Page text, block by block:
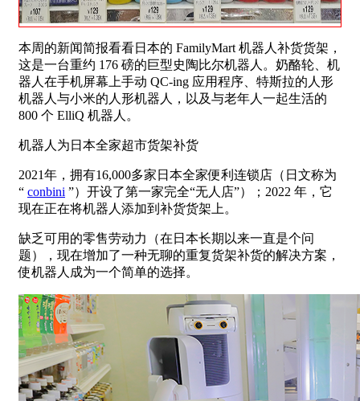
本周的新闻简报看看日本的 FamilyMart 机器人补货货架，
这是一台重约 176 磅的巨型史陶比尔机器人。奶酪轮、机
器人在手机屏幕上手动 QC-ing 应用程序、特斯拉的人形
机器人与小米的人形机器人，以及与老年人一起生活的
800 个 ElliQ 机器人。
机器人为日本全家超市货架补货
2021年，拥有16,000多家日本全家便利连锁店（日文称为
“ conbini ”）开设了第一家完全“无人店”）；2022 年，它
现在正在将机器人添加到补货货架上。
缺乏可用的零售劳动力（在日本长期以来一直是个问
题），现在增加了一种无聊的重复货架补货的解决方案，
使机器人成为一个简单的选择。